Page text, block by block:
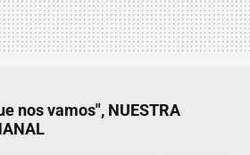
nos vamos", NUESTRA